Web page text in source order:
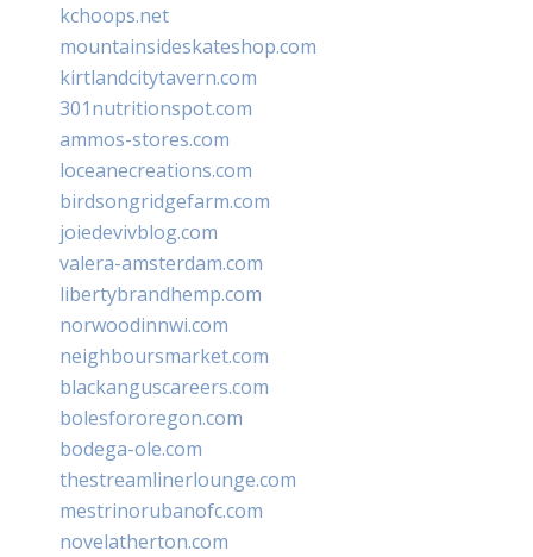
kchoops.net
mountainsideskateshop.com
kirtlandcitytavern.com
301nutritionspot.com
ammos-stores.com
loceanecreations.com
birdsongridgefarm.com
joiedevivblog.com
valera-amsterdam.com
libertybrandhemp.com
norwoodinnwi.com
neighboursmarket.com
blackanguscareers.com
bolesfororegon.com
bodega-ole.com
thestreamlinerlounge.com
mestrinorubanofc.com
novelatherton.com